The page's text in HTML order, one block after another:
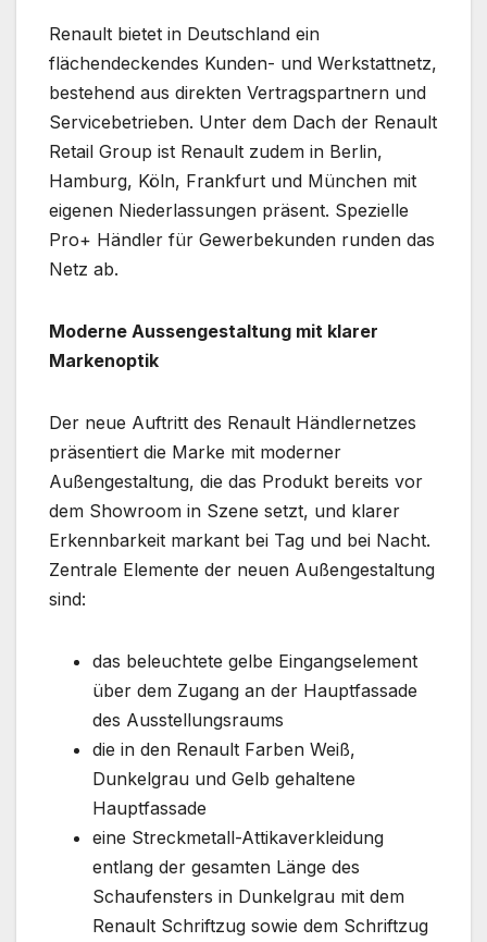
Renault bietet in Deutschland ein
flächendeckendes Kunden- und Werkstattnetz,
bestehend aus direkten Vertragspartnern und
Servicebetrieben. Unter dem Dach der Renault
Retail Group ist Renault zudem in Berlin,
Hamburg, Köln, Frankfurt und München mit
eigenen Niederlassungen präsent. Spezielle
Pro+ Händler für Gewerbekunden runden das
Netz ab.
Moderne Aussengestaltung mit klarer
Markenoptik
Der neue Auftritt des Renault Händlernetzes
präsentiert die Marke mit moderner
Außengestaltung, die das Produkt bereits vor
dem Showroom in Szene setzt, und klarer
Erkennbarkeit markant bei Tag und bei Nacht.
Zentrale Elemente der neuen Außengestaltung
sind:
das beleuchtete gelbe Eingangselement
über dem Zugang an der Hauptfassade
des Ausstellungsraums
die in den Renault Farben Weiß,
Dunkelgrau und Gelb gehaltene
Hauptfassade
eine Streckmetall-Attikaverkleidung
entlang der gesamten Länge des
Schaufensters in Dunkelgrau mit dem
Renault Schriftzug sowie dem Schriftzug